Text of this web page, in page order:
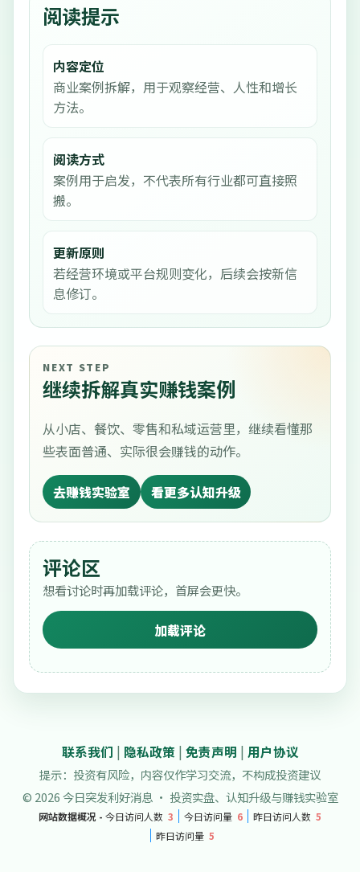
阅读提示
内容定位
商业案例拆解，用于观察经营、人性和增长
方法。
阅读方式
案例用于启发，不代表所有行业都可直接照
搬。
更新原则
若经营环境或平台规则变化，后续会按新信
息修订。
NEXT STEP
继续拆解真实赚钱案例
从小店、餐饮、零售和私域运营里，继续看懂那
些表面普通、实际很会赚钱的动作。
去赚钱实验室 看更多认知升级
评论区
想看讨论时再加载评论，首屏会更快。
加载评论
联系我们 | 隐私政策 | 免责声明 | 用户协议
提示：投资有风险，内容仅作学习交流，不构成投资建议
© 2026 今日突发利好消息 · 投资实盘、认知升级与赚钱实验室
网站数据概况 - 今日访问人数 3 今日访问量 6 昨日访问人数 5
昨日访问量 5